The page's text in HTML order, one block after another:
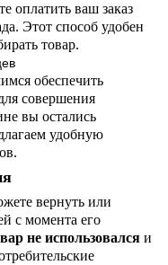
оплатить ваш заказ
Этот способ удобен
товар.
обеспечить
совершения
вы остались
удобную
вернуть или
с момента его
не использовался и